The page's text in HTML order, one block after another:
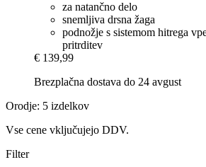
za natančno delo
snemljiva drsna žaga
podnožje s sistemom hitrega
pritrditev
€ 139,99
Brezplačna dostava do 24 avgust
Orodje: 5 izdelkov
Vse cene vključujejo DDV.
Filter